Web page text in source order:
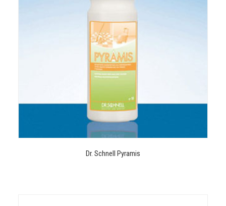
Dr. Schnell Pyramis